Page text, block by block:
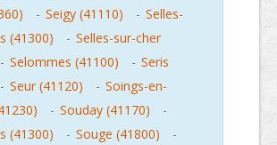
- Seigy (41110) - Selles-
(41300)
- Selles-sur-cher
- Selommes (41100) - Seris
- Seur (41120) - Soings-en-
- Souday (41170)
-
(41300)
- Souge (41800)
-